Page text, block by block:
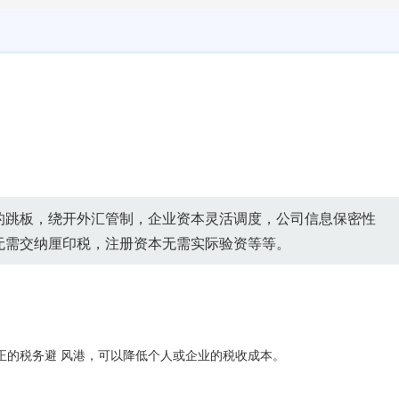
板，绕开外汇管制，企业资本灵活调度，公司信息保密性
交纳厘印税，注册资本无需实际验资等等。
税务避 风港，可以降低个人或企业的税收成本。